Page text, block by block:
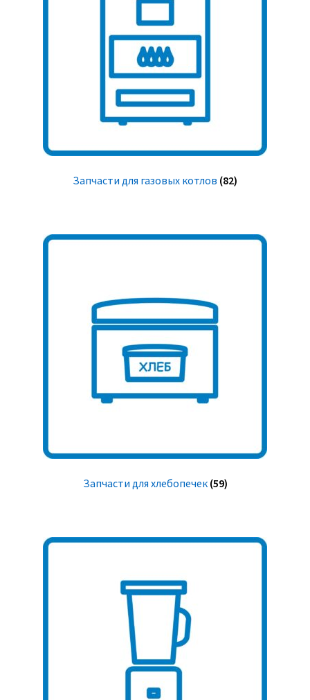
Запчасти для газовых котлов (82)
Запчасти для хлебопечек (59)